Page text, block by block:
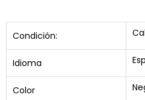
Condición:
Idioma
Color